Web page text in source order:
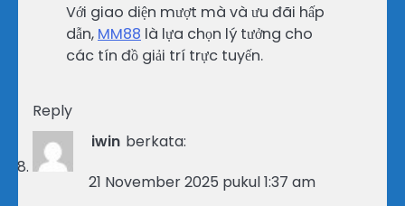
Với giao diện mượt mà và ưu đãi hấp
dẫn, MM88 là lựa chọn lý tưởng cho
các tín đồ giải trí trực tuyến.
Reply
iwin berkata:
21 November 2025 pukul 1:37 am